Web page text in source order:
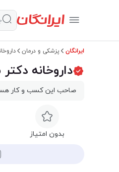
ایرانگان پزشکی و درمان
داروخانه
صاحب این کسب و کار
بدون امتیاز